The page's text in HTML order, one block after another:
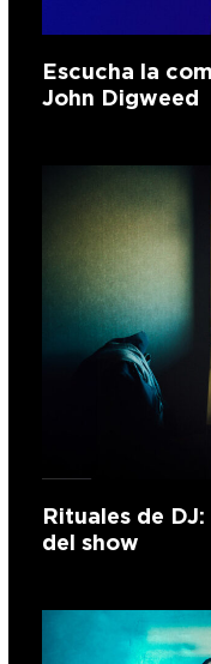
Escucha la
John Digweed
Rituales de
del show